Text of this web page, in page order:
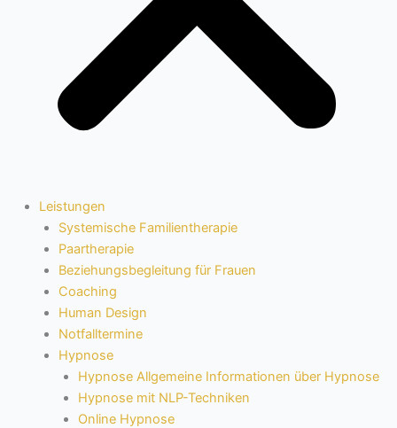
Leistungen
Systemische Familientherapie
Paartherapie
Beziehungsbegleitung für Frauen
Coaching
Human Design
Notfalltermine
Hypnose
Hypnose Allgemeine Informationen über Hypnose
Hypnose mit NLP-Techniken
Online Hypnose